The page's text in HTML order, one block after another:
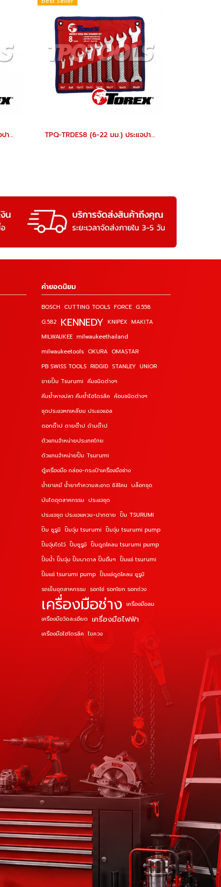
TPQ-TRDES6 (8-19 มม.) ประแจปากตายชุด 6 ตัว TOREX TPQ-TRDES8 (6-22 มม.) ประแจปากตายชุด 8 ตัว TOREX
คำยอดนิยม
BOSCH CUTTING TOOLS FORCE G.558
G.582 KENNEDY KNIPEX MAKITA
MILWAUKEE milwaukeethailand
milwaukeetools OKURA OMASTAR
PB SWISS TOOLS RIDGID STANLEY UNIOR
ขายปั๊ม Tsurumi คีมชนิดต่างๆ
คีมย้ำหางปลา คีมย้ำไฮโดรลิค ค้อนชนิดต่างๆ
ชุดประแจหกเหลี่ยม ประแจแอล
ดอกต๊าป ดายต๊าป ด้ามต๊าป
ตัวแทนจำหน่ายประเทศไทย
ตัวแทนจำหน่ายปั๊ม Tsurumi
ตู้เครื่องมือ กล่อง-กระเป๋าเครื่องมือช่าง
น้ำยาเคมี น้ำยาทำความสะอาด ซิลิโคน บล็อกชุด
บันไดอุตสาหกรรม ประแจชุด
ประแจชุด ประแจแหวน-ปากตาย ปั๊ม TSURUMI
ปั๊ม ซูรูมิ ปั๊มจุ่ม tsurumi ปั๊มจุ่ม tsurumi pump
ปั๊มจุ่มไดโว่ ปั๊มซูรูมิ ปั๊มดูดโคลน tsurumi pump
ปั๊มน้ำ ปั๊มจุ่ม ปั๊มบาดาล ปั๊มอื่นๆ ปั๊มแช่ tsurumi
ปั๊มแช่ tsurumi pump ปั๊มแช่ดูดโคลน ซูรูมิ
รถเข็นอุตสาหกรรม รอกโซ่ รอกโยก รอกถ่วง
เครื่องมือช่าง เครื่องมือลม
เครื่องมือวัดละเอียด เครื่องมือไฟฟ้า
เครื่องมือไฮโดรลิค ไขควง